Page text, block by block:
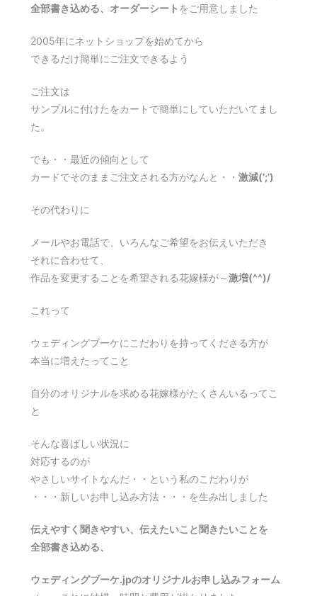
全部書き込める、オーダーシート をご用意しました
2005年にネットショップを始めてから
できるだけ簡単にご注文できるよう
ご注文は
サンプルに付けたをカートで簡単にしていただいてまし
た。
でも・・最近の傾向として
カードでそのままご注文される方がなんと・・ 激減(‘;’)
その代わりに
メールやお電話で、いろんなご希望をお伝えいただき
それに合わせて、
作品を変更することを希望される花嫁様が～激増(^^)/
これって
ウェディングブーケにこだわりを持ってくださる方が
本当に増えたってこと
自分のオリジナルを求める花嫁様がたくさんいるってこ
と
そんな喜ばしい状況に
対応するのが
やさしいサイトなんだ・・という私のこだわりが
・・・新しいお申し込み方法・・・を生み出しました
伝えやすく聞きやすい、伝えたいこと聞きたいことを
全部書き込める、
ウェディングブーケ.jpのオリジナルお申し込みフォーム